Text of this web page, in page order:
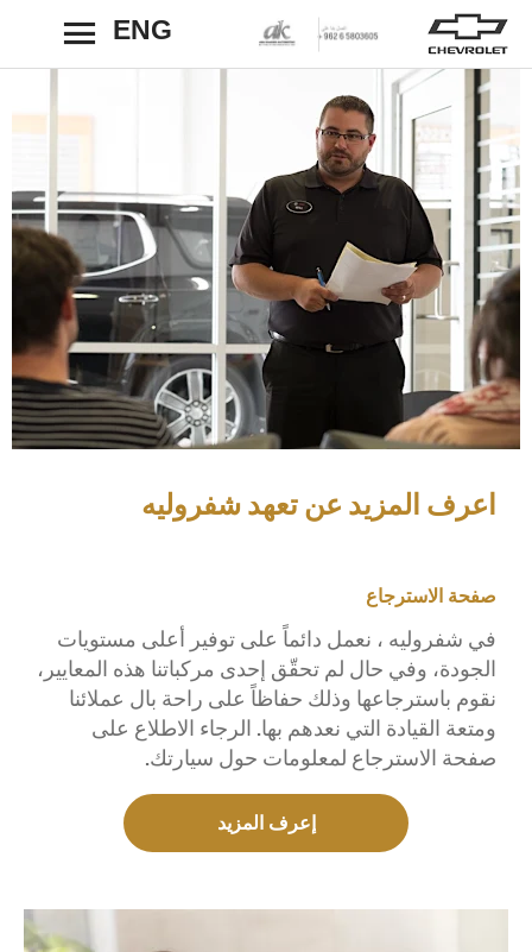
ENG رجوع
اعرف المزيد عن تعهد شفروليه
صفحة الاسترجاع
في شفروليه ، نعمل دائماً على توفير أعلى مستويات
الجودة، وفي حال لم تحقّق إحدى مركباتنا هذه المعايير،
نقوم باسترجاعها وذلك حفاظاً على راحة بال عملائنا
ومتعة القيادة التي نعدهم بها. الرجاء الاطلاع على
صفحة الاسترجاع لمعلومات حول سيارتك.
إعرف المزيد